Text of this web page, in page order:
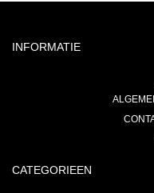
INFORMATIE
CATEGORIEEN